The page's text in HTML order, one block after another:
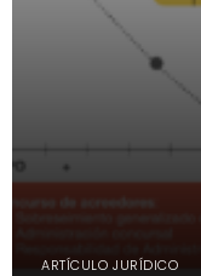
ARTÍCULO JURÍDICO